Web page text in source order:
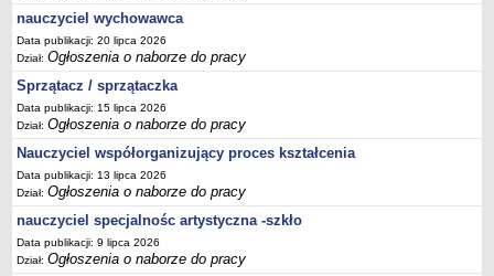
nauczyciel wychowawca
Data publikacji: 20 lipca 2026
Dział:Ogłoszenia o naborze do pracy
Sprzątacz / sprzątaczka
Data publikacji: 15 lipca 2026
Dział:Ogłoszenia o naborze do pracy
Nauczyciel współorganizujący proces kształcenia
Data publikacji: 13 lipca 2026
Dział:Ogłoszenia o naborze do pracy
nauczyciel specjalnośc artystyczna -szkło
Data publikacji: 9 lipca 2026
Dział:Ogłoszenia o naborze do pracy